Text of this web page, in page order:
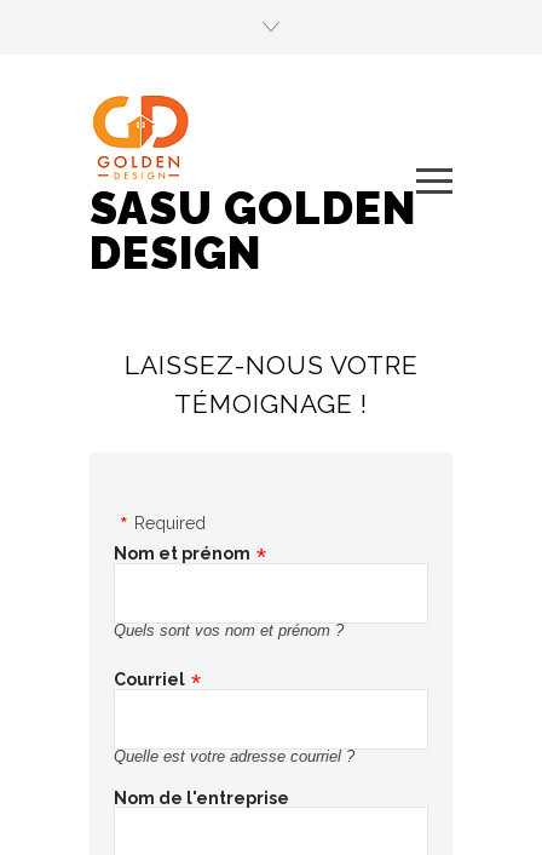
SASU GOLDEN
DESIGN
LAISSEZ-NOUS VOTRE
TÉMOIGNAGE !
Required
Nom et prénom
Quels sont vos nom et prénom ?
Courriel
Quelle est votre adresse courriel ?
Nom de l'entreprise